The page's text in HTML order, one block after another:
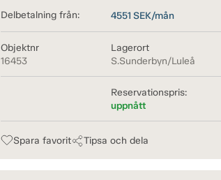
Delbetalning från: 4551 SEK/mån
Objektnr
16453
Lagerort
S.Sunderbyn/Luleå
Reservationspris:
uppnått
Spara favorit Tipsa och dela